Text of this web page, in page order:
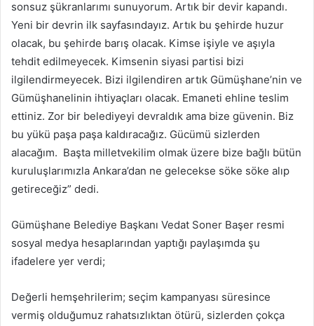
sonsuz şükranlarımı sunuyorum. Artık bir devir kapandı.
Yeni bir devrin ilk sayfasındayız. Artık bu şehirde huzur
olacak, bu şehirde barış olacak. Kimse işiyle ve aşıyla
tehdit edilmeyecek. Kimsenin siyasi partisi bizi
ilgilendirmeyecek. Bizi ilgilendiren artık Gümüşhane’nin ve
Gümüşhanelinin ihtiyaçları olacak. Emaneti ehline teslim
ettiniz. Zor bir belediyeyi devraldık ama bize güvenin. Biz
bu yükü paşa paşa kaldıracağız. Gücümü sizlerden
alacağım. Başta milletvekilim olmak üzere bize bağlı bütün
kuruluşlarımızla Ankara’dan ne gelecekse söke söke alıp
getireceğiz” dedi.
Gümüşhane Belediye Başkanı Vedat Soner Başer resmi
sosyal medya hesaplarından yaptığı paylaşımda şu
ifadelere yer verdi;
Değerli hemşehrilerim; seçim kampanyası süresince
vermiş olduğumuz rahatsızlıktan ötürü, sizlerden çokça